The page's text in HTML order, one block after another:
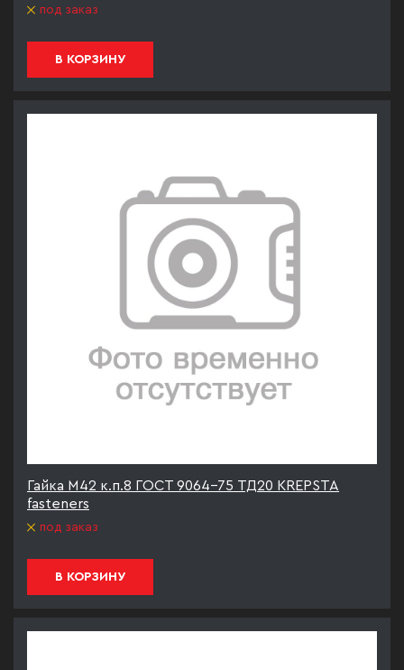
под заказ
В КОРЗИНУ
Гайка М42 к.п.8 ГОСТ 9064-75 ТД20 KREPSTA
fasteners
под заказ
В КОРЗИНУ